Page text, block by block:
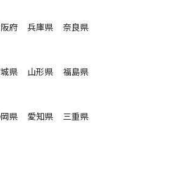
府 兵庫県 奈良県
県 山形県 福島県
県 愛知県 三重県